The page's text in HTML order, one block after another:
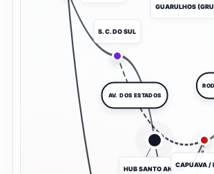
AV. DOS ESTADOS
GUARULHOS
S. C. DO SUL
HUB SANTO ANDRÉ
CAPUAVA /